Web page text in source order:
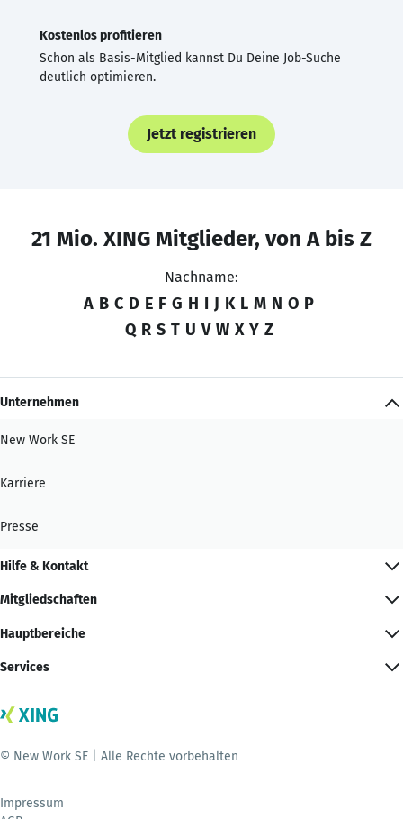
Kostenlos profitieren
Schon als Basis-Mitglied kannst Du Deine Job-Suche
deutlich optimieren.
Jetzt registrieren
21 Mio. XING Mitglieder, von A bis Z
Nachname:
A B C D E F G H I J K L M N O P
Q R S T U V W X Y Z
Unternehmen
New Work SE
Karriere
Presse
Hilfe & Kontakt
Mitgliedschaften
Hauptbereiche
Services
© New Work SE | Alle Rechte vorbehalten
Impressum